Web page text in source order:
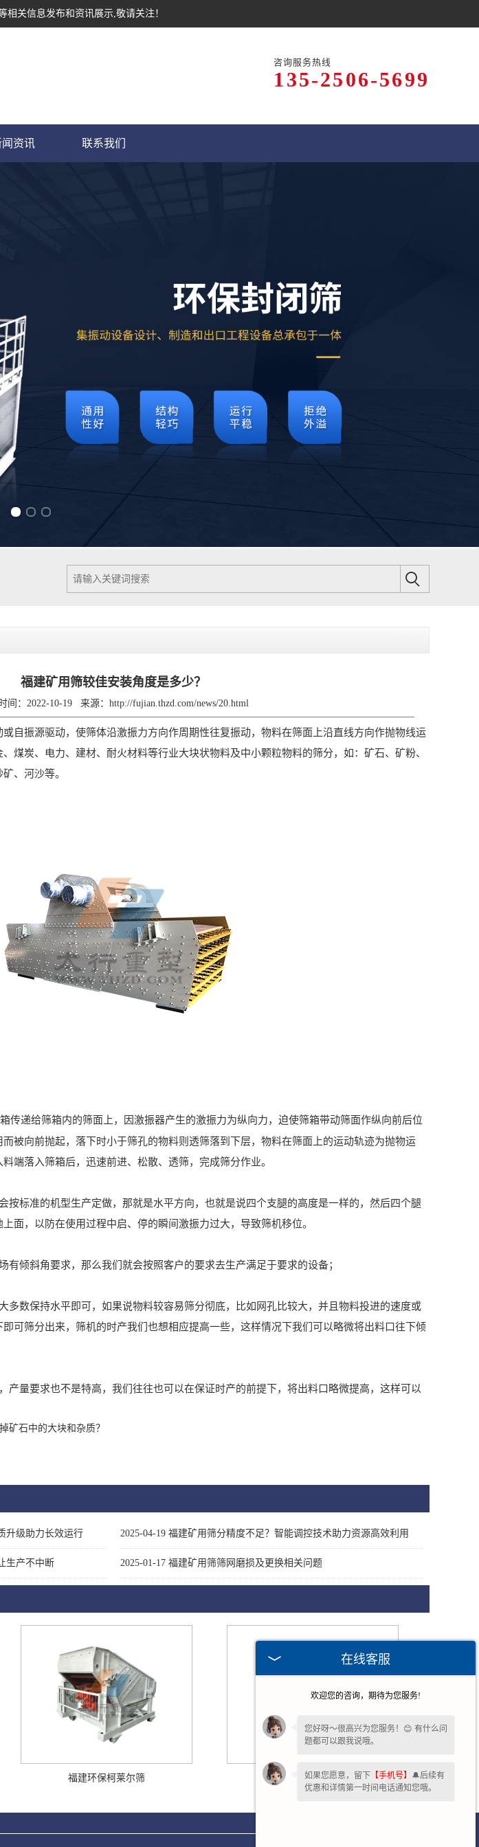
关信息发布和资讯展示,敬请关注！
咨询服务热线
135-2506-5699
闻资讯 联系我们
福建矿用筛较佳安装角度是多少？
间：2022-10-19 来源： http://fujian.thzd.com/news/20.html
振源驱动，使筛体沿激振力方向作周期性往复振动，物料在筛面上沿直线方向作抛物线运
煤炭、电力、建材、耐火材料等行业大块状物料及中小颗粒物料的筛分，如：矿石、矿粉、
、河沙等。
传递给筛箱内的筛面上，因激振器产生的激振力为纵向力，迫使筛箱带动筛面作纵向前后位
被向前抛起，落下时小于筛孔的物料则透筛落到下层，物料在筛面上的运动轨迹为抛物运
端落入筛箱后，迅速前进、松散、透筛，完成筛分作业。
标准的机型生产定做，那就是水平方向，也就是说四个支腿的高度是一样的，然后四个腿
面，以防在使用过程中启、停的瞬间激振力过大，导致筛机移位。
倾斜角要求，那么我们就会按照客户的要求去生产满足于要求的设备；
数保持水平即可，如果说物料较容易筛分彻底，比如网孔比较大，并且物料投进的速度或
可筛分出来，筛机的时产我们也想相应提高一些，这样情况下我们可以略微将出料口往下倾
量要求也不是特高，我们往往也可以在保证时产的前提下，将出料口略微提高，这样可以
矿石中的大块和杂质？
升级助力长效运行 2025-04-19 福建矿用筛分精度不足？智能调控技术助力资源高效利用
生产不中断 2025-01-17 福建矿用筛筛网磨损及更换相关问题
福建环保柯莱尔筛 福建柯莱尔振动筛
在线客服
欢迎您的咨询，期待为您服务!
您好呀～很高兴为您服务！😊 有什么问
题都可以跟我说哦。
如果您愿意，留下 【手机号】 🔔后续有
优惠和详情第一时间电话通知您哦。